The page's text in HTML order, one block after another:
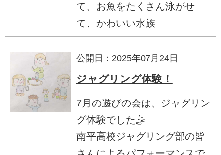
て、お魚をたくさん泳がせ
て、かわいい水族...
公開日：2025年07月24日
ジャグリング体験！
7月の遊びの会は、ジャグリン
グ体験でした🤹
南平高校ジャグリング部の皆